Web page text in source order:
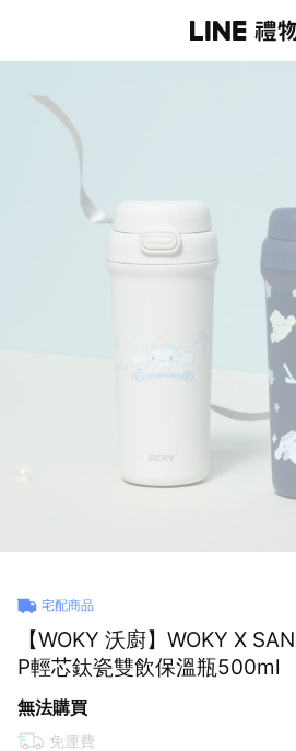
宅配商品
【WOKY 沃廚】WOKY X
P輕芯鈦瓷雙飲保溫瓶500ml
無法購買
免運費